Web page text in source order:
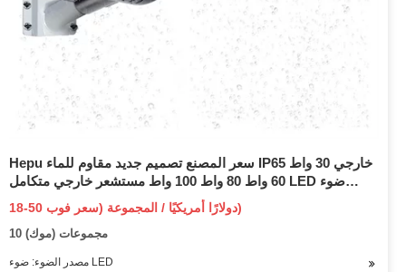
Hepu سعر المصنع تصميم جديد مقاوم للماء IP65 خارجي 30 واط
60 واط 80 واط 100 واط مستشعر خارجي متكامل LED ضوء
18-50 دولارًا أمريكيًا / المجموعة (سعر فوب)
10 مجموعات (موك)
مصدر الضوء: ضوء LED